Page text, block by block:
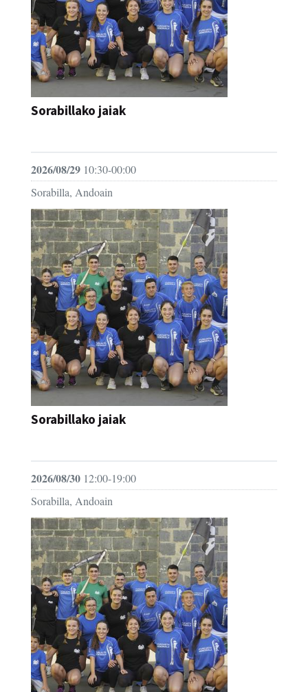
Sorabillako jaiak
2026/08/29 10:30-00:00
Sorabilla, Andoain
Sorabillako jaiak
2026/08/30 12:00-19:00
Sorabilla, Andoain